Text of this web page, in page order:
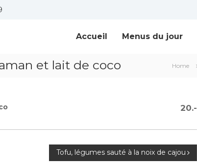
Accueil Menus du jour
et lait de coco Home
20.-
Tofu, légumes sauté à la noix de cajou